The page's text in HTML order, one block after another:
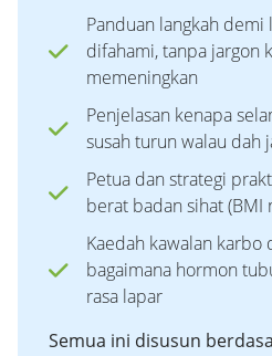
Panduan langkah demi
difahami, tanpa jargon
memeningkan
Penjelasan kenapa
susah turun walau dah
Petua dan strategi
berat badan sihat (BMI
Kaedah kawalan karbo
bagaimana hormon
rasa lapar
Semua ini disusun